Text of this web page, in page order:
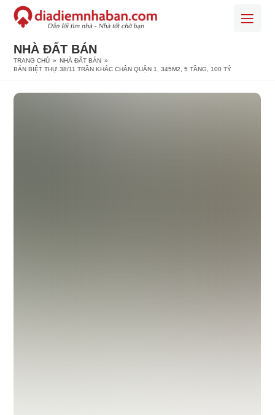
NHÀ ĐẤT BÁN
TRANG CHỦ » NHÀ ĐẤT BÁN »
BÁN BIỆT THỰ 38/11 TRẦN KHẮC CHÂN QUẬN 1, 345M2, 5 TẦNG, 100 TỶ